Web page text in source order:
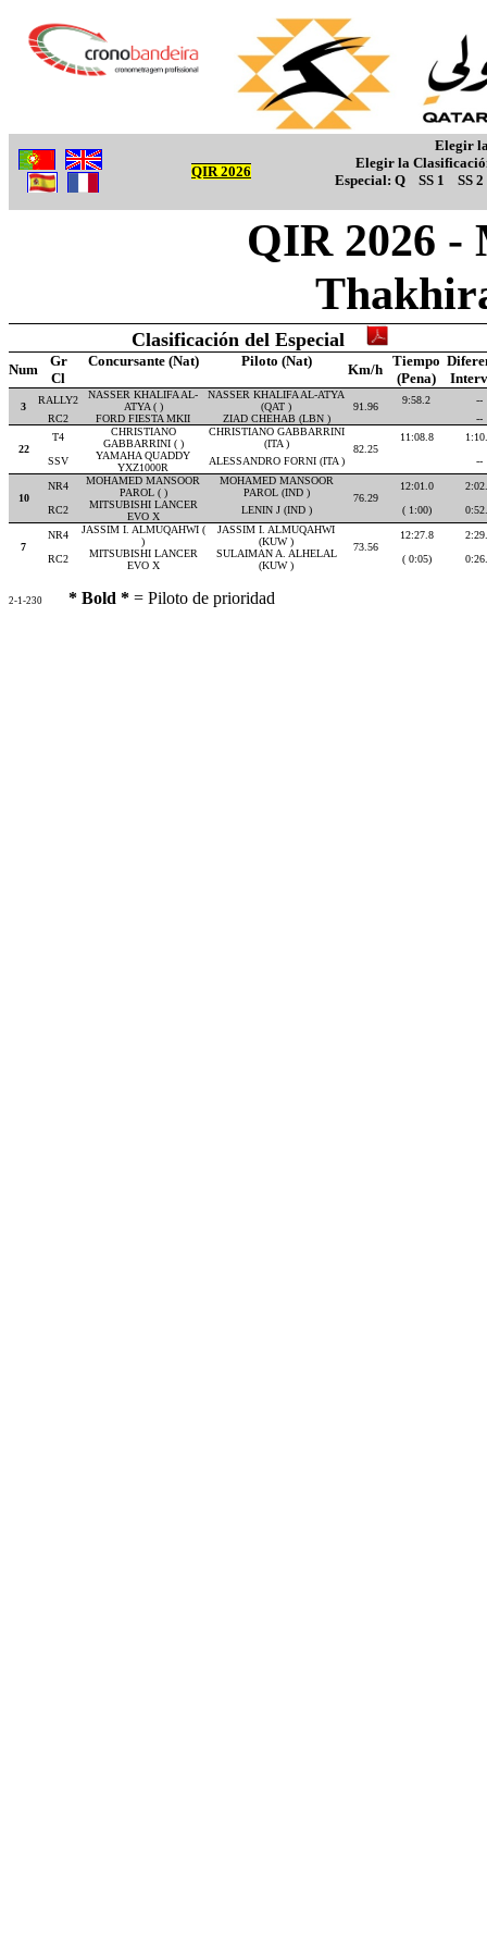
QIR 2026
Elegir
Elegir la
Especial: Q SS 1 SS 2
QIR 2026 -
Clasificación del Especial
Num
Gr Concursante (Nat) Piloto (Nat)
Km/h
Tiempo
Cl
(Pena)
3
RALLY2
NASSER KHALIFA AL-
ATYA ( )
NASSER KHALIFA AL-ATYA
(QAT )
91.96
9:58.2
--
RC2
FORD FIESTA MKII ZIAD CHEHAB (LBN ) --
22
T4
CHRISTIANO
GABBARRINI ( )
CHRISTIANO GABBARRINI
(ITA )
82.25
11:08.8
SSV
YAMAHA QUADDY
YXZ1000R
ALESSANDRO FORNI (ITA ) --
10
NR4
MOHAMED MANSOOR
PAROL ( )
MOHAMED MANSOOR
PAROL (IND )
76.29
12:01.0
RC2
MITSUBISHI LANCER
EVO X
LENIN J (IND ) ( 1:00)
7
NR4
JASSIM I. ALMUQAHWI (
)
JASSIM I. ALMUQAHWI
(KUW )
73.56
12:27.8
RC2
MITSUBISHI LANCER
EVO X
SULAIMAN A. ALHELAL
(KUW )
( 0:05)
2-1-230 * Bold * = Piloto de prioridad